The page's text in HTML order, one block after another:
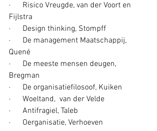
·      Risico Vreugde, van der Voort en
Fijlstra
·      Design thinking, Stompff
·      De management Maatschappij,
Quené
·      De meeste mensen deugen,
Bregman
·      De organisatiefilosoof, Kuiken
·      Woeltand,  van der Velde
·      Antifragiel, Taleb
·      Oerganisatie, Verhoeven